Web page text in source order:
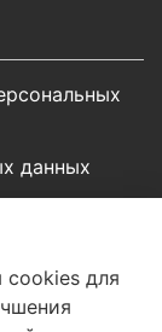
данных
cookies для